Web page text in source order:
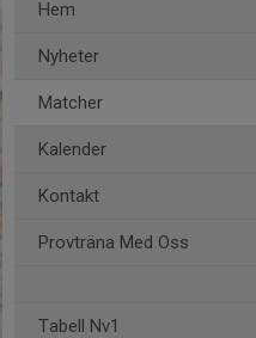
Hem
Nyheter
Matcher
Kalender
Kontakt
Provträna Med Oss
Tabell Nv1